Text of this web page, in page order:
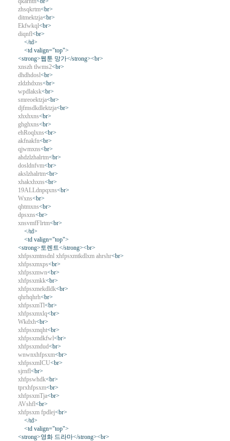
zhsqkrtm<br>
ditmektzja<br>
Ekfwkql<br>
diqnfl<br>
</td>
<td valign="top">
<strong>웹툰 망가</strong><br>
xnszh tlwms2<br>
dhdhdosl<br>
zldzhdxns<br>
wpdlaksk<br>
smreoektzja<br>
djfmsdkdlektzja<br>
xhxhxns<br>
ghghxns<br>
ehRoqlxns<br>
akfnakfn<br>
qjwmxns<br>
ahdzlzhalrtm<br>
dosldnfvm<br>
akslzhalrtm<br>
xhakxhxns<br>
19ALLdnpqxns<br>
Wxns<br>
qhtmxns<br>
dpsxns<br>
xnsvmfFlrtm<br>
</td>
<td valign="top">
<strong>토렌트</strong><br>
xhfpsxmtnsdnl xhfpsxmtkdlxm ahrshr<br>
xhfpsxmxps<br>
xhfpsxmwn<br>
xhfpsxmkk<br>
xhfpsxmekdldk<br>
qhrhqhrh<br>
xhfpsxmTl<br>
xhfpsxmxlq<br>
Wkdxh<br>
xhfpsxmqht<br>
xhfpsxmdkfwl<br>
xhfpsxmdud<br>
wnwnxhfpsxm<br>
xhfpsxmICU<br>
sjrnfl<br>
xhfpswhdk<br>
tprxhfpsxm<br>
xhfpsxmTja<br>
AVshfl<br>
xhfpsxm fpdlej<br>
</td>
<td valign="top">
<strong>영화 드라마</strong><br>